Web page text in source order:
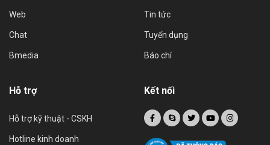
Web
Chat
Bmedia
Tin tức
Tuyển dụng
Báo chí
Hỗ trợ
Hỗ trợ kỹ thuật - CSKH
Hotline kinh doanh
Kết nối